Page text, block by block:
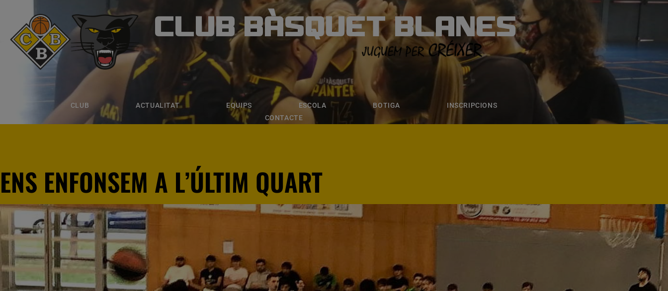
CLUB BÀSQUET BLANES
CLUB ACTUALITAT EQUIPS ESCOLA BOTIGA
INSCRIPCIONS
CONTACTE
CLUB BÀSQUET BLANES
ACTUALITAT ESCOLA BOTIGA INSCRIPCIONS
ENS ENFONSEM A L’ÚLTIM QUART